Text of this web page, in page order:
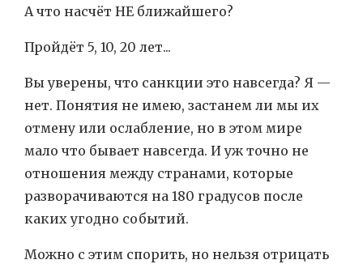
А что насчёт НЕ ближайшего?
Пройдёт 5, 10, 20 лет...
Вы уверены, что санкции это навсегда? Я —
нет. Понятия не имею, застанем ли мы их
отмену или ослабление, но в этом мире
мало что бывает навсегда. И уж точно не
отношения между странами, которые
разворачиваются на 180 градусов после
каких угодно событий.
Можно с этим спорить, но нельзя отрицать